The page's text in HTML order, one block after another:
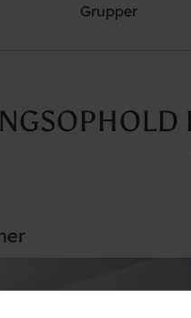
Grupper